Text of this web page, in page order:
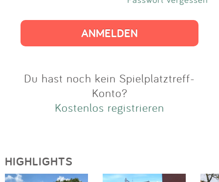
Du hast noch kein Spielplatztreff-
Konto?
Kostenlos registrieren
HIGHLIGHTS